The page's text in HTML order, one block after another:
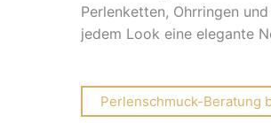
Perlenketten, Ohrringen
jedem Look eine elegante
Perlenschmuck-Beratung